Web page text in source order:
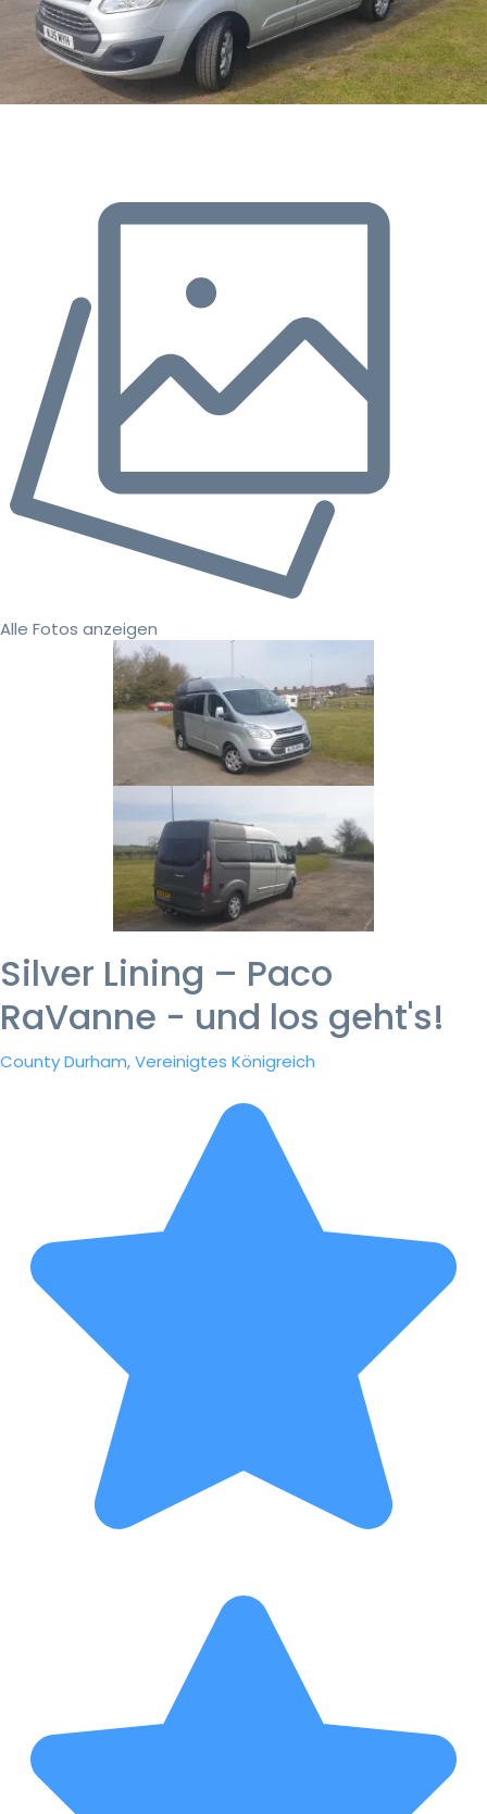
Alle Fotos anzeigen
Silver Lining – Paco
RaVanne - und los geht's!
County Durham, Vereinigtes Königreich